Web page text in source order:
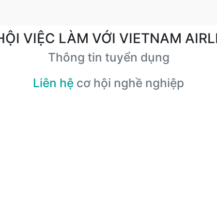
VIỆC LÀM VỚI VIETNAM
Thông tin tuyển dụng
Liên hệ cơ hội nghề nghiệp